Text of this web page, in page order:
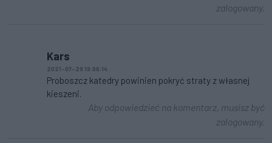
zalogowany.
Kars
2021-07-29 19:06:14
Proboszcz katedry powinien pokryć straty z własnej
kieszeni.
Aby odpowiedzieć na komentarz, musisz być
zalogowany.